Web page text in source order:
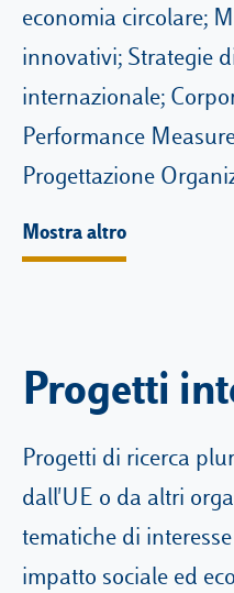
economia circolare;
innovativi; Strategie
internazionale;
Performance
Progettazione
Mostra altro
Progetti
Progetti di ricerca
dall'UE o da altri
tematiche di
impatto sociale ed